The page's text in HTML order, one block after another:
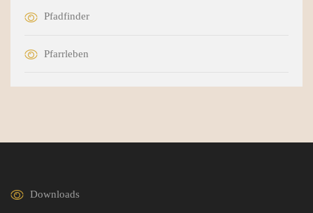
Pfadfinder
Pfarrleben
Downloads